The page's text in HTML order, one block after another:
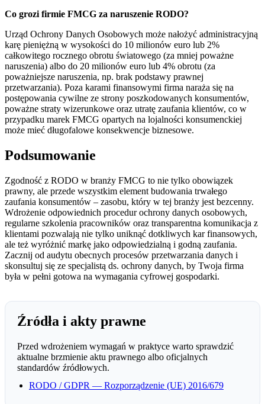
Co grozi firmie FMCG za naruszenie RODO?
Urząd Ochrony Danych Osobowych może nałożyć administracyjną
karę pieniężną w wysokości do 10 milionów euro lub 2%
całkowitego rocznego obrotu światowego (za mniej poważne
naruszenia) albo do 20 milionów euro lub 4% obrotu (za
poważniejsze naruszenia, np. brak podstawy prawnej
przetwarzania). Poza karami finansowymi firma naraża się na
postępowania cywilne ze strony poszkodowanych konsumentów,
poważne straty wizerunkowe oraz utratę zaufania klientów, co w
przypadku marek FMCG opartych na lojalności konsumenckiej
może mieć długofalowe konsekwencje biznesowe.
Podsumowanie
Zgodność z RODO w branży FMCG to nie tylko obowiązek
prawny, ale przede wszystkim element budowania trwałego
zaufania konsumentów – zasobu, który w tej branży jest bezcenny.
Wdrożenie odpowiednich procedur ochrony danych osobowych,
regularne szkolenia pracowników oraz transparentna komunikacja z
klientami pozwalają nie tylko uniknąć dotkliwych kar finansowych,
ale też wyróżnić markę jako odpowiedzialną i godną zaufania.
Zacznij od audytu obecnych procesów przetwarzania danych i
skonsultuj się ze specjalistą ds. ochrony danych, by Twoja firma
była w pełni gotowa na wymagania cyfrowej gospodarki.
Źródła i akty prawne
Przed wdrożeniem wymagań w praktyce warto sprawdzić
aktualne brzmienie aktu prawnego albo oficjalnych
standardów źródłowych.
RODO / GDPR — Rozporządzenie (UE) 2016/679